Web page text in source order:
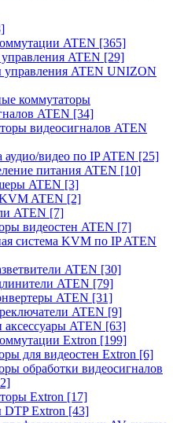
ATEN [365]
ATEN [29]
управления ATEN UNIZON
коммутаторы
ATEN [34]
видеосигналов ATEN
аудио/видео по IP ATEN [25]
питания ATEN [10]
ATEN [3]
ATEN [2]
ATEN [7]
видеостен ATEN [7]
система KVM по IP ATEN
ATEN [30]
ATEN [79]
ATEN [31]
ATEN [9]
аксессуары ATEN [63]
Extron [199]
для видеостен Extron [6]
обработки видеосигналов
Extron [17]
Extron [43]